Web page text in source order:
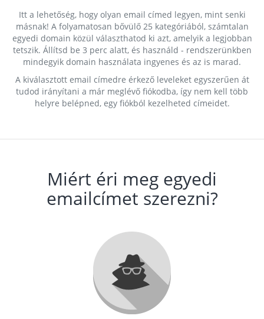
Itt a lehetőség, hogy olyan email címed legyen, mint senki
másnak! A folyamatosan bővülő 25 kategóriából, számtalan
egyedi domain közül választhatod ki azt, amelyik a legjobban
tetszik. Állítsd be 3 perc alatt, és használd - rendszerünkben
mindegyik domain használata ingyenes és az is marad.
A kiválasztott email címedre érkező leveleket egyszerűen át
tudod irányítani a már meglévő fiókodba, így nem kell több
helyre belépned, egy fiókból kezelheted címeidet.
Miért éri meg egyedi
emailcímet szerezni?